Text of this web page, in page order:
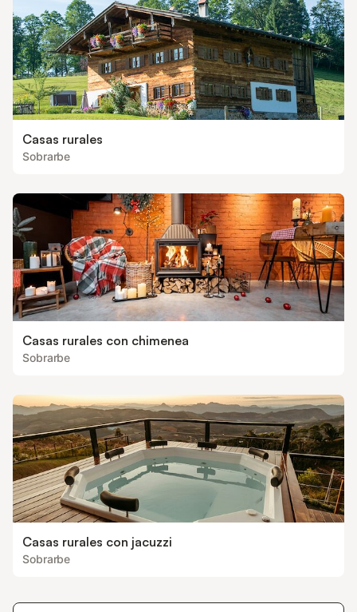
Casas rurales
Sobrarbe
Casas rurales con chimenea
Sobrarbe
Casas rurales con jacuzzi
Sobrarbe